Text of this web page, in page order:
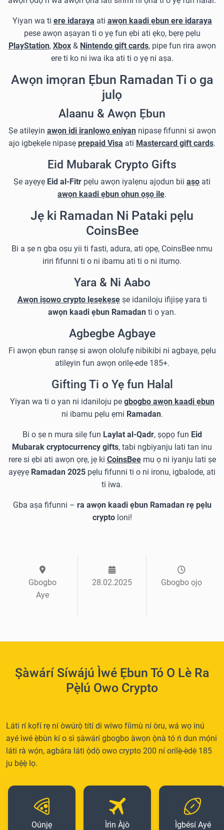
Yiyan wa ti ere idaraya ati awọn kaadi ẹbun ere idaraya
pese awọn aṣayan ti o yẹ fun ẹbi ati ẹkọ, bẹrẹ pẹlu
PlayStation, Xbox& Nintendo gift cards, pipe fun rira awọn
ere ti ko ni iwa ika ati ti o yẹ ni aṣa.
Awọn imọran Ẹbun Ramadan Ti o ga
julọ
Alaanu & Awọn Ẹbun
Ṣe atilẹyin awọn idi iranlọwọ eniyannipasẹ fifunni si awọn
ajo igbẹkẹle nipasẹ prepaid Visa ati Mastercard gift cards.
Eid Mubarak Crypto Gifts
Ṣe ayẹyẹ Eid al-Fitr pẹlu awọn iyalẹnu ajọdun bii aṣọ ati
awọn kaadi ẹbun ohun ọṣọ ile.
Jẹ ki Ramadan Ni Pataki pẹlu
CoinsBee
Bi a ṣe n gba oṣu yii ti fasti, adura, ati ọpẹ, CoinsBee nmu
iriri fifunni ti o ni ibamu ati ti o ni itumọ.
Yara & Ni Aabo
Awọn iṣowo crypto lẹsẹkẹsẹṣe idaniloju ifijiṣẹ yara ti
awọn kaadi ẹbun Ramadan ti o yan.
Agbegbe Agbaye
Fi awọn ẹbun ranṣẹ si awọn ololufẹ nibikibi ni agbaye, pẹlu
atilẹyin fun awọn orilẹ-ede 185+.
Gifting Ti o Yẹ fun Halal
Yiyan wa ti o yan ni idaniloju pe gbogbo awọn kaadi ẹbun
ni ibamu pẹlu ẹmi Ramadan.
Bi o ṣe n mura silẹ fun Laylat al-Qadr, ṣọpọ fun Eid
Mubarak cryptocurrency gifts, tabi ngbiyanju lati tan inu
rere si ẹbi ati awọn ọrẹ, jẹ ki CoinsBeemu ọ ni iyanju lati ṣe
ayẹyẹ Ramadan 2025 pẹlu fifunni ti o ni ironu, igbalode, ati
ti iwa.
Gba aṣa fifunni – ra awọn kaadi ẹbun Ramadan rẹ pẹlu
cryptoloni!
Gbogbo
Aye
28.02.2025 Gbogbo ọjọ
Ṣàwárí Síwájú Ìwé Ẹbun Tó O Lè Ra
Pẹ̀lú Owo Crypto
Láti rí kọfí rẹ ní òwúrọ̀ títí di wíwo fíìmù ní òru, wá wọ inú
ayé ìwé ẹ̀bùn kí o sì ṣàwárí gbogbo àwọn ọ̀nà tó ń dun mọ́ni
láti rà wọ́n, agbára láti ọ̀dọ̀ owo crypto 200 ní orílẹ̀-èdè 185
ju bẹ́ẹ̀ lọ.
Oúnjẹ Ìrìn Àjò Ìgbésí Ayé